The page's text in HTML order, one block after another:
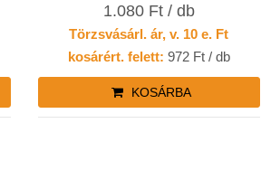
1.080 Ft / db
Törzsvásárl. ár, v. 10 e. Ft
kosárért. felett: 972 Ft / db
KOSÁRBA